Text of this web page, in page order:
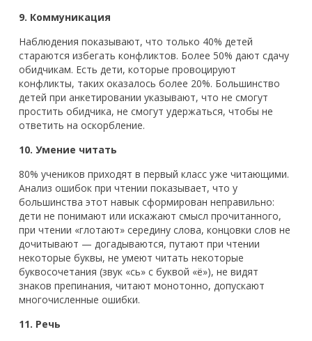
9. Коммуникация
Наблюдения показывают, что только 40% детей
стараются избегать конфликтов. Более 50% дают сдачу
обидчикам. Есть дети, которые провоцируют
конфликты, таких оказалось более 20%. Большинство
детей при анкетировании указывают, что не смогут
простить обидчика, не смогут удержаться, чтобы не
ответить на оскорбление.
10. Умение читать
80% учеников приходят в первый класс уже читающими.
Анализ ошибок при чтении показывает, что у
большинства этот навык сформирован неправильно:
дети не понимают или искажают смысл прочитанного,
при чтении «глотают» середину слова, концовки слов не
дочитывают — догадываются, путают при чтении
некоторые буквы, не умеют читать некоторые
буквосочетания (звук «сь» с буквой «ё»), не видят
знаков препинания, читают монотонно, допускают
многочисленные ошибки.
11. Речь